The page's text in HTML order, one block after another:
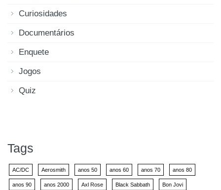
Curiosidades
Documentários
Enquete
Jogos
Quiz
Tags
AC/DC Aerosmith anos 50 anos 60 anos 70 anos 80
anos 90 anos 2000 Axl Rose Black Sabbath Bon Jovi